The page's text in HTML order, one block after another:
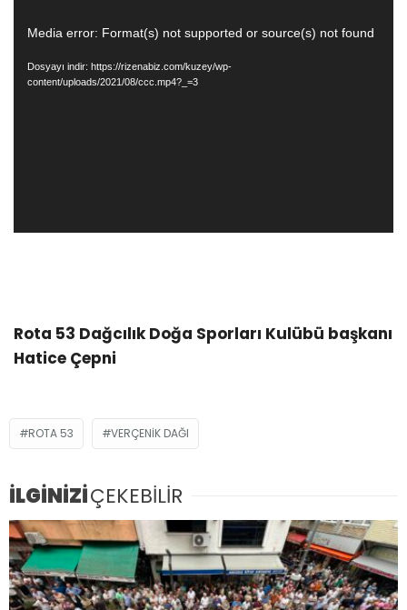
Video
oynatıcı
Media error: Format(s) not supported or source(s) not found
Dosyayı indir: https://rizenabiz.com/kuzey/wp-
content/uploads/2021/08/ccc.mp4?_=3
Rota 53 Dağcılık Doğa Sporları Kulübü başkanı
Hatice Çepni
ROTA 53 VERÇENIK DAĞI
İLGİNİZİÇEKEBİLİR